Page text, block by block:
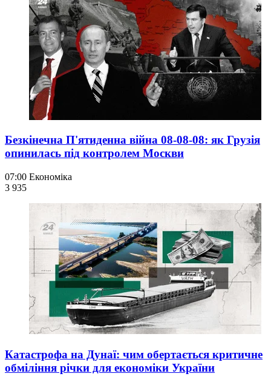
Безкінечна П'ятиденна війна 08-08-08: як Грузія
опинилась під контролем Москви
07:00 Економіка
3 935
Катастрофа на Дунаї: чим обертається критичне
обміління річки для економіки України